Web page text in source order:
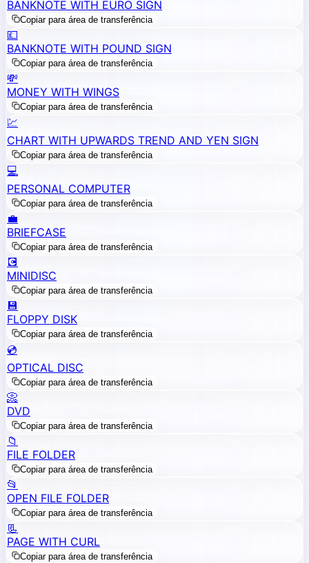
BANKNOTE WITH EURO SIGN
Copiar para área de transferência
💷
BANKNOTE WITH POUND SIGN
Copiar para área de transferência
💸
MONEY WITH WINGS
Copiar para área de transferência
💹
CHART WITH UPWARDS TREND AND YEN SIGN
Copiar para área de transferência
💻
PERSONAL COMPUTER
Copiar para área de transferência
💼
BRIEFCASE
Copiar para área de transferência
💽
MINIDISC
Copiar para área de transferência
💾
FLOPPY DISK
Copiar para área de transferência
💿
OPTICAL DISC
Copiar para área de transferência
📀
DVD
Copiar para área de transferência
📁
FILE FOLDER
Copiar para área de transferência
📂
OPEN FILE FOLDER
Copiar para área de transferência
📃
PAGE WITH CURL
Copiar para área de transferência